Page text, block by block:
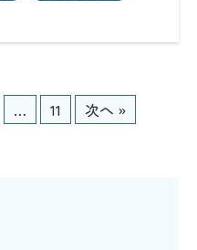
… 11 次へ »